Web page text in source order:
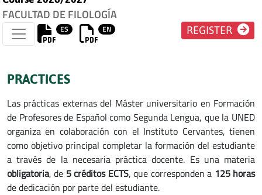
FACULTAD DE FILOLOGÍA
ES EN REGISTER
PRACTICES
Las prácticas externas del Máster universitario en Formación
de Profesores de Español como Segunda Lengua, que la UNED
organiza en colaboración con el Instituto Cervantes, tienen
como objetivo principal completar la formación del estudiante
a través de la necesaria práctica docente. Es una materia
obligatoria, de 5 créditos ECTS, que corresponden a 125 horas
de dedicación por parte del estudiante.